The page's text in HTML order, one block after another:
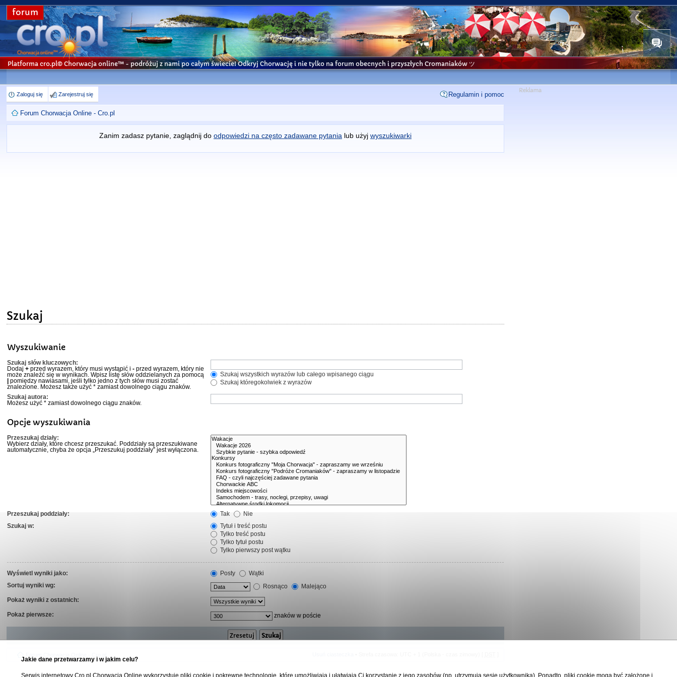
forum
Platforma cro.pl© Chorwacja online™ - podróżuj z nami po całym świecie! Odkryj Chorwację i nie tylko na forum obecnych i przyszłych Cromaniaków ツ
Zaloguj się Zarejestruj się Regulamin i pomoc
Forum Chorwacja Online - Cro.pl
Zanim zadasz pytanie, zaglądnij do odpowiedzi na często zadawane pytania lub użyj wyszukiwarki
Szukaj
Wyszukiwanie
Szukaj słów kluczowych:
Dodaj+ przed wyrazem, który musi wystąpić i- przed wyrazem, który nie
może znaleźć się w wynikach. Wpisz listę słów oddzielanych za pomocą
| pomiędzy nawiasami, jeśli tylko jedno z tych słów musi zostać
znalezione. Możesz także użyć * zamiast dowolnego ciągu znaków.
Szukaj wszystkich wyrazów lub całego wpisanego ciągu
Szukaj któregokolwiek z wyrazów
Szukaj autora:
Możesz użyć * zamiast dowolnego ciągu znaków.
Opcje wyszukiwania
Przeszukaj działy:
Wybierz działy, które chcesz przeszukać. Poddziały są przeszukiwane
automatycznie, chyba że opcja „Przeszukuj poddziały” jest wyłączona.
Przeszukaj poddziały: Tak
Nie
Szukaj w:
Tytuł i treść postu
Tylko treść postu
Tylko tytuł postu
Tylko pierwszy post wątku
Wyświetl wyniki jako: Posty
Wątki
Sortuj wyniki wg:
Rosnąco
Malejąco
Pokaż wyniki z ostatnich:
Pokaż pierwsze: znaków w poście
Jakie dane przetwarzamy i w jakim celu?
Serwis internetowy Cro.pl Chorwacja Online wykorzystuje pliki cookie i pokrewne technologie, które umożliwiają i ułatwiają Ci korzystanie z jego zasobów (np. utrzymują sesję użytkownika). Ponadto, pliki cookie mogą być założone i